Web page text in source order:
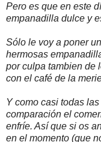
Pero es que en este
empanadilla dulce y
Sólo le voy a poner
hermosas
por culpa tambien de
con el café de la
Y como casi todas
comparación el
enfríe. Así que si os
en el momento (que